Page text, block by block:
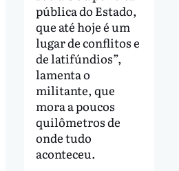
pública do Estado,
que até hoje é um
lugar de conflitos e
de latifúndios”,
lamenta o
militante, que
mora a poucos
quilômetros de
onde tudo
aconteceu.